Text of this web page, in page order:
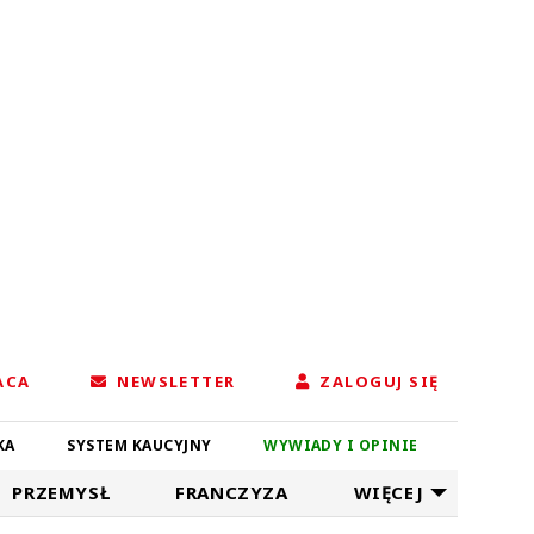
NEWSLETTER ZALOGUJ SIĘ
SYSTEM KAUCYJNY WYWIADY I OPINIE
PRZEMYSŁ FRANCZYZA WIĘCEJ